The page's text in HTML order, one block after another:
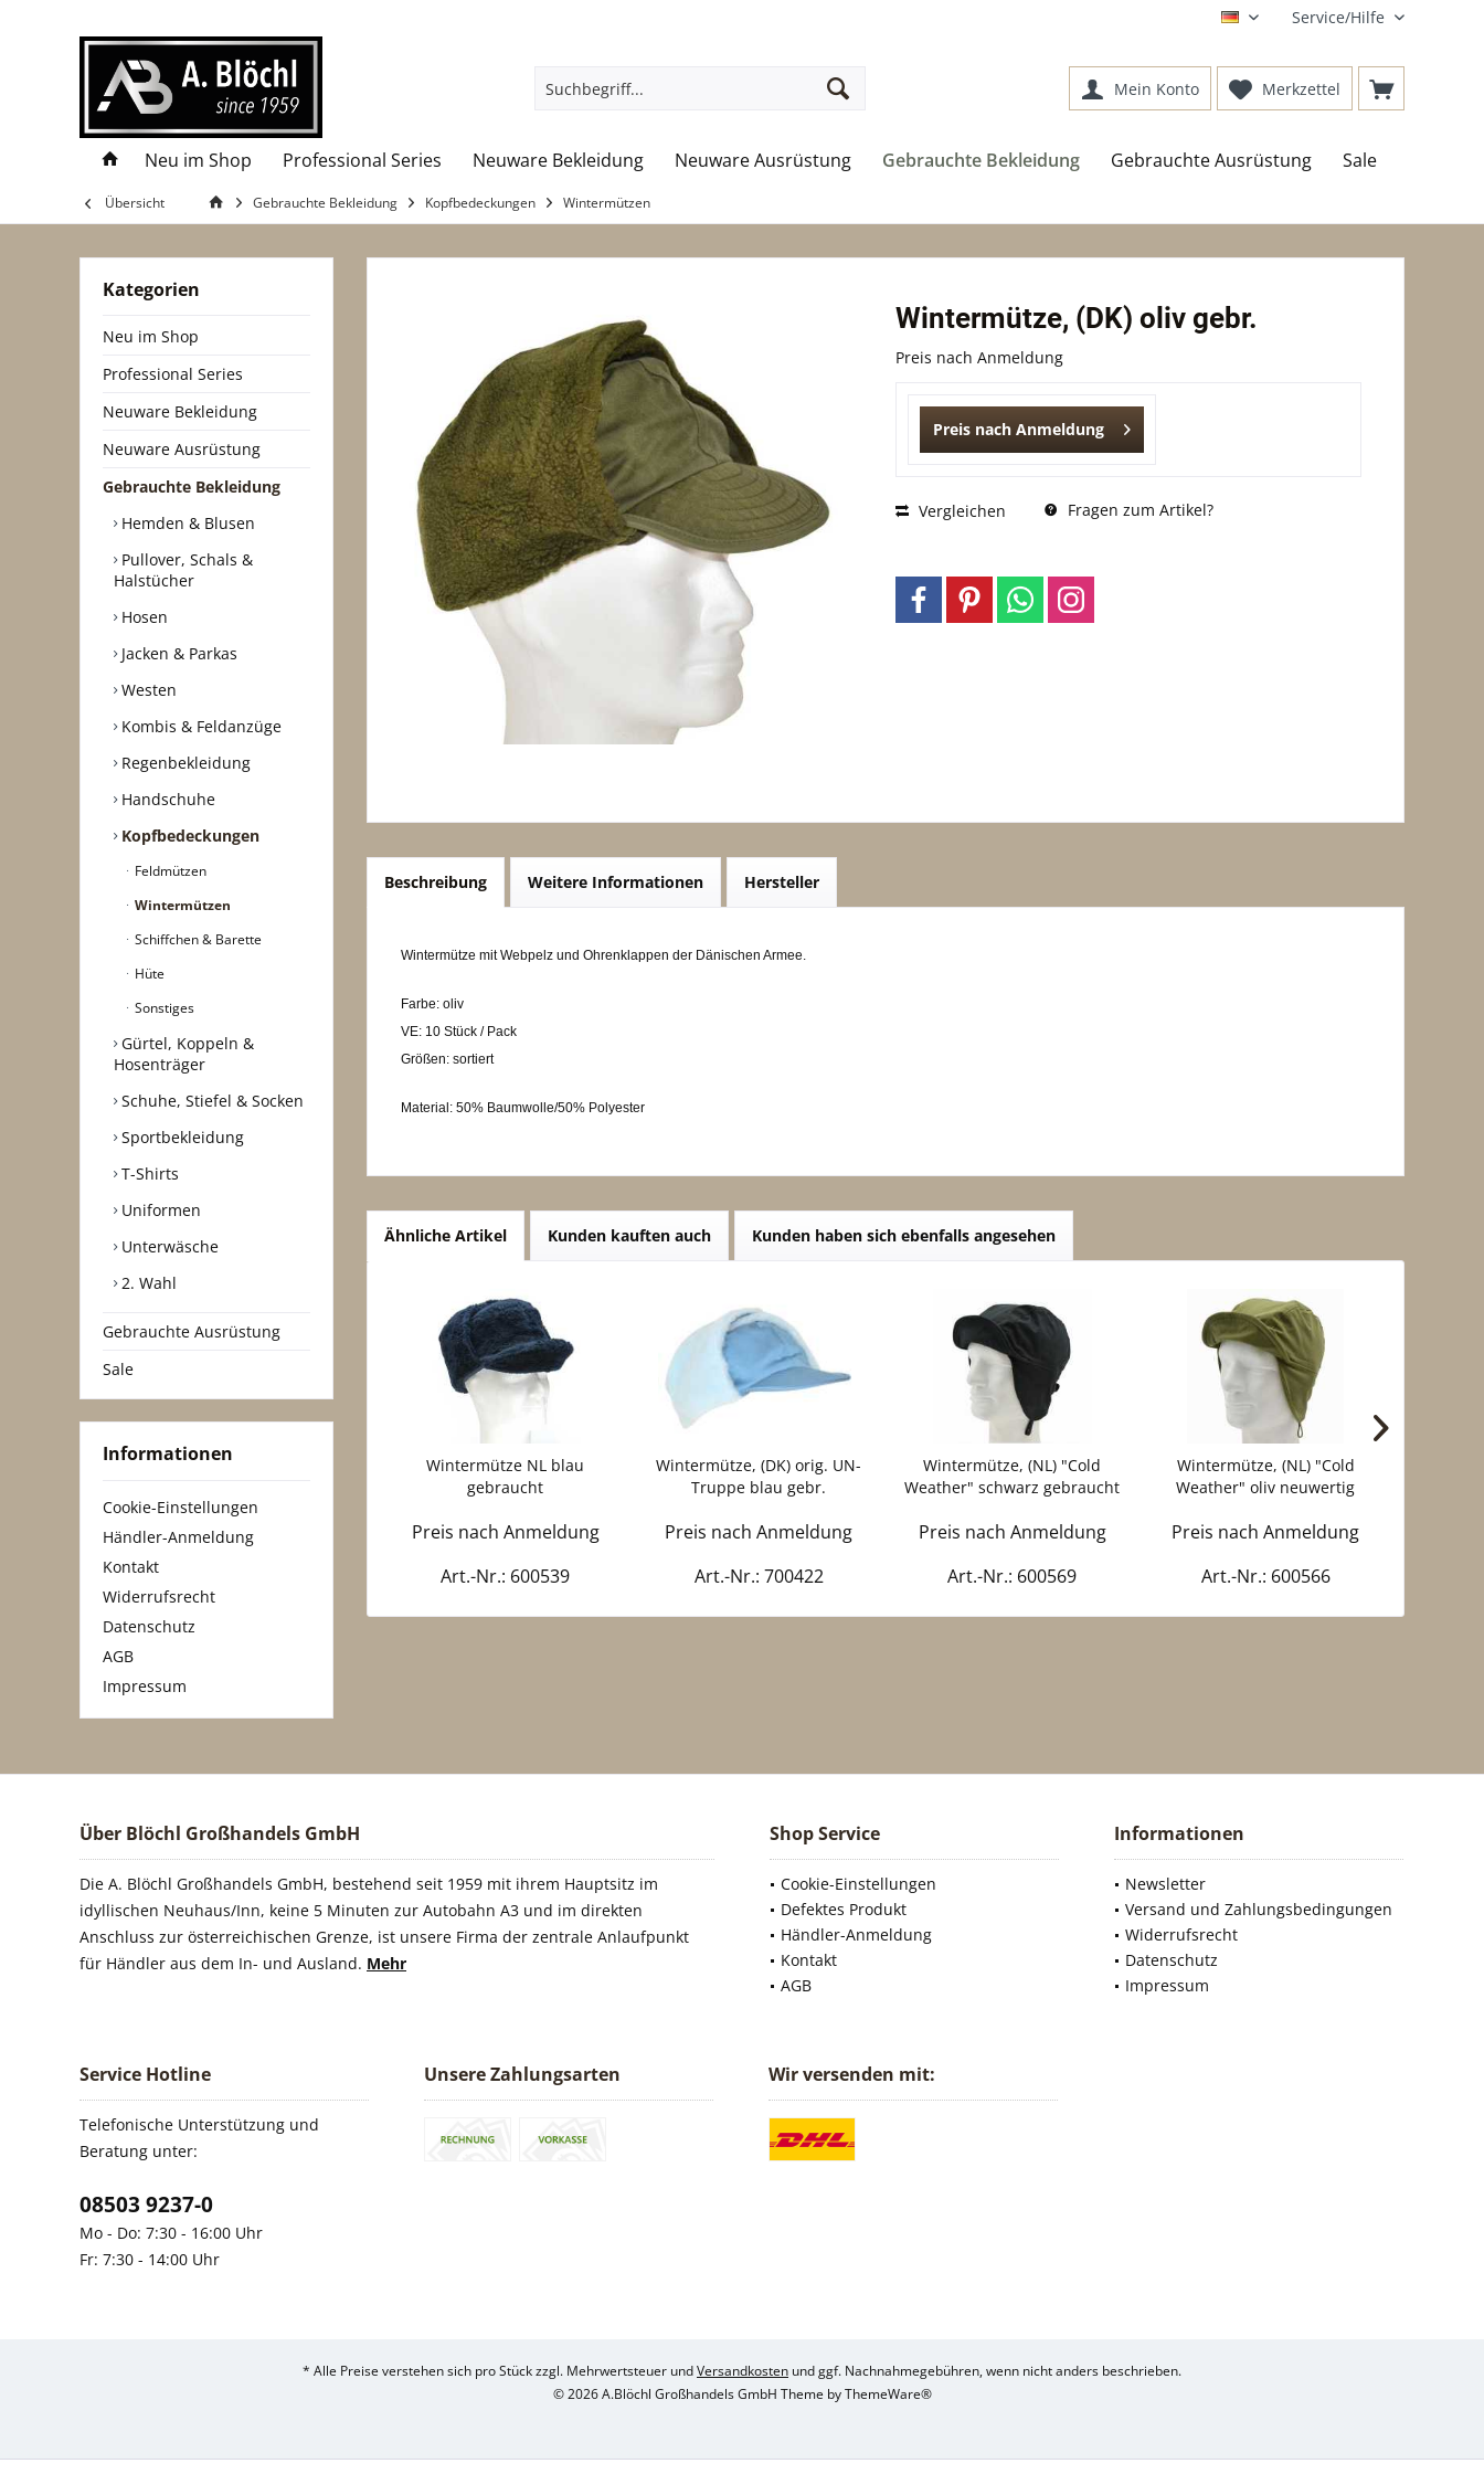
DE Service/Hilfe
Merkzettel
Mein Konto
Neu im Shop Professional Series Neuware Bekleidung Neuware Ausrüstung Gebrauchte Bekleidung Gebrauchte Ausrüstung Sale
Übersicht Gebrauchte Bekleidung Kopfbedeckungen Wintermützen
Kategorien
Neu im Shop
Professional Series
Neuware Bekleidung
Neuware Ausrüstung
Gebrauchte Bekleidung
Hemden & Blusen
Pullover, Schals &
Halstücher
Hosen
Jacken & Parkas
Westen
Kombis & Feldanzüge
Regenbekleidung
Handschuhe
Kopfbedeckungen
Feldmützen
Wintermützen
Schiffchen & Barette
Hüte
Sonstiges
Gürtel, Koppeln &
Hosenträger
Schuhe, Stiefel & Socken
Sportbekleidung
T-Shirts
Uniformen
Unterwäsche
2. Wahl
Gebrauchte Ausrüstung
Sale
Informationen
Cookie-Einstellungen
Händler-Anmeldung
Kontakt
Widerrufsrecht
Datenschutz
AGB
Impressum
Wintermütze, (DK) oliv gebr.
Preis nach Anmeldung
Preis nach Anmeldung
Vergleichen Fragen zum Artikel?
Beschreibung Weitere Informationen Hersteller
Wintermütze mit Webpelz und Ohrenklappen der Dänischen Armee.
Farbe: oliv
VE: 10 Stück / Pack
Größen: sortiert
Material: 50% Baumwolle/50% Polyester
Ähnliche Artikel Kunden kauften auch Kunden haben sich ebenfalls angesehen
Wintermütze NL blau
gebraucht
Preis nach Anmeldung
Art.-Nr.: 600539
Wintermütze, (DK) orig. UN-
Truppe blau gebr.
Preis nach Anmeldung
Art.-Nr.: 700422
Wintermütze, (NL) "Cold
Weather" schwarz gebraucht
Preis nach Anmeldung
Art.-Nr.: 600569
Wintermütze, (NL) "Cold
Weather" oliv neuwertig
Preis nach Anmeldung
Art.-Nr.: 600566
Über Blöchl Großhandels GmbH
Die A. Blöchl Großhandels GmbH, bestehend seit 1959 mit ihrem Hauptsitz im
idyllischen Neuhaus/Inn, keine 5 Minuten zur Autobahn A3 und im direkten
Anschluss zur österreichischen Grenze, ist unsere Firma der zentrale Anlaufpunkt
für Händler aus dem In- und Ausland. Mehr
Shop Service
Cookie-Einstellungen
Defektes Produkt
Händler-Anmeldung
Kontakt
AGB
Informationen
Newsletter
Versand und Zahlungsbedingungen
Widerrufsrecht
Datenschutz
Impressum
Service Hotline
Telefonische Unterstützung und
Beratung unter:
08503 9237-0
Mo - Do: 7:30 - 16:00 Uhr
Fr: 7:30 - 14:00 Uhr
Unsere Zahlungsarten Wir versenden mit:
* Alle Preise verstehen sich pro Stück zzgl. Mehrwertsteuer undVersandkosten und ggf. Nachnahmegebühren, wenn nicht anders beschrieben.
© 2026 A.Blöchl Großhandels GmbH Theme byThemeWare®